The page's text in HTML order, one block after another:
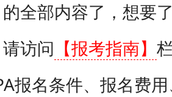
全部内容了，想要
访问 【报考指南】
报名条件、报名费